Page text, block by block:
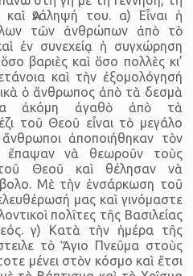
Ἀνάληψή του. α) Εἶναι ἡ
τῶν ἀνθρώπων ἀπὸ τὸ
ἐν συνεχείᾳ ἡ συγχώρηση
βαριὲς καὶ ὅσο πολλὲς κι’
καὶ τὴν ἐξομολόγησή
ὁ ἄνθρωπος ἀπὸ τὰ δεσμὰ
ἀκόμη ἀγαθὸ ἀπὸ τὰ
τοῦ Θεοῦ εἶναι τὸ μεγάλο
ἀποποιήθηκαν τὸν
νὰ θεωροῦν τοὺς
Θεοῦ καὶ θέλησαν νὰ
Μὲ τὴν ἐνσάρκωση τοῦ
μας καὶ γινόμαστε
πολῖτες τῆς Βασιλείας
γ) Κατὰ τὴν ἡμέρα τῆς
τὸ Ἅγιο Πνεῦμα στοὺς
μένει στὸν κόσμο καὶ ἔτσι